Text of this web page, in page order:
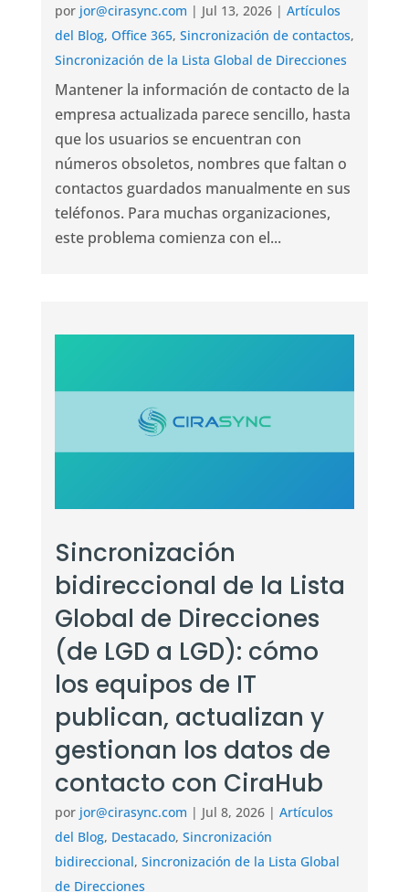
por jor@cirasync.com | Jul 13, 2026| Artículos
del Blog, Office 365, Sincronización de contactos,
Sincronización de la Lista Global de Direcciones
Mantener la información de contacto de la
empresa actualizada parece sencillo, hasta
que los usuarios se encuentran con
números obsoletos, nombres que faltan o
contactos guardados manualmente en sus
teléfonos. Para muchas organizaciones,
este problema comienza con el...
Sincronización
bidireccional de la Lista
Global de Direcciones
(de LGD a LGD): cómo
los equipos de IT
publican, actualizan y
gestionan los datos de
contacto con CiraHub
por jor@cirasync.com | Jul 8, 2026| Artículos
del Blog, Destacado, Sincronización
bidireccional, Sincronización de la Lista Global
de Direcciones